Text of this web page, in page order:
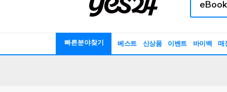
빠른분야찾기 베스트 신상품 이벤트 바이백 매